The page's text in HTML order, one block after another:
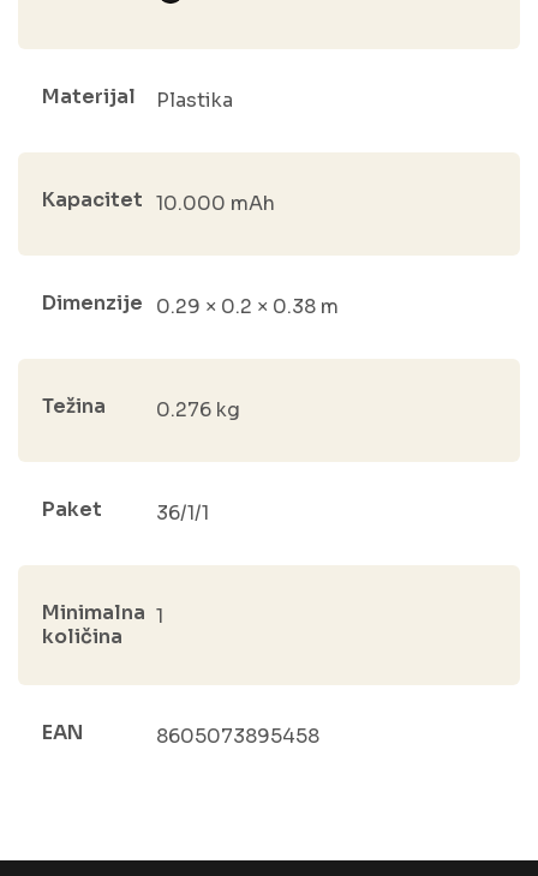
Materijal Plastika
Kapacitet 10.000 mAh
Dimenzije 0.29 × 0.2 × 0.38 m
Težina 0.276 kg
Paket 36/1/1
Minimalna
količina
1
EAN 8605073895458